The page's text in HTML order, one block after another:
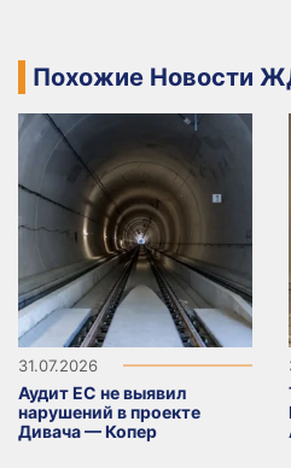
Похожие Новости
31.07.2026
Аудит ЕС не выявил
нарушений в проекте
Дивача — Копер